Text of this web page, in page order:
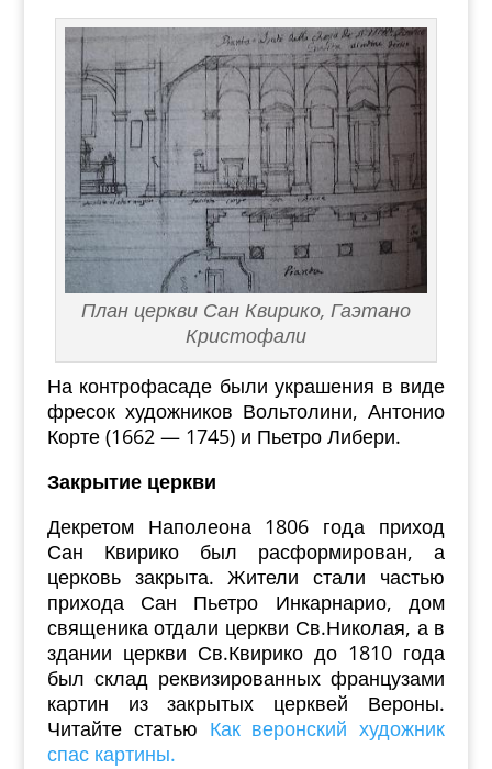
План церкви Сан Квирико, Гаэтано
Кристофали
На контрофасаде были украшения в виде
фресок художников Вольтолини, Антонио
Корте (1662 — 1745) и Пьетро Либери.
Закрытие церкви
Декретом Наполеона 1806 года приход
Сан Квирико был расформирован, а
церковь закрыта. Жители стали частью
прихода Сан Пьетро Инкарнарио, дом
священика отдали церкви Св.Николая, а в
здании церкви Св.Квирико до 1810 года
был склад реквизированных французами
картин из закрытых церквей Вероны.
Читайте статью Как веронский художник
спас картины.